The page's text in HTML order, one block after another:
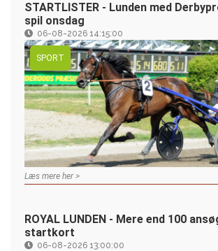
STARTLISTER - Lunden med
spil onsdag
06-08-2026 14:15:00
SPORT
Læs mere her >
ROYAL LUNDEN - Mere end 100
startkort
06-08-2026 13:00:00